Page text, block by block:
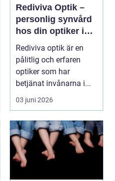
Rediviva Optik –
personlig synvård
hos din optiker i
Uppsala
Rediviva optik är en
pålitlig och erfaren
optiker som har
betjänat invånarna i...
03 juni 2026